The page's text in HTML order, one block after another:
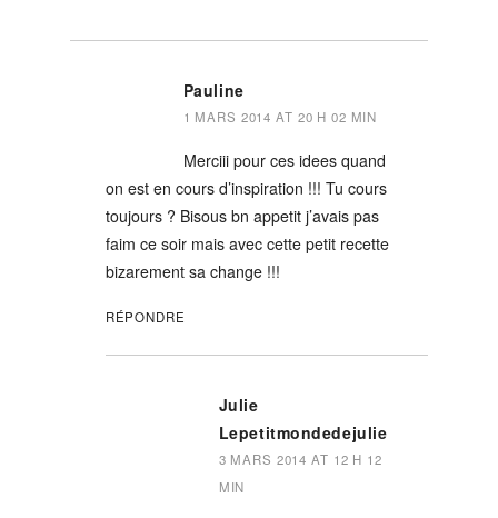
Pauline
1 MARS 2014 AT 20 H 02 MIN
Merciii pour ces idees quand
on est en cours d’inspiration !!! Tu cours
toujours ? Bisous bn appetit j’avais pas
faim ce soir mais avec cette petit recette
bizarement sa change !!!
RÉPONDRE
Julie
Lepetitmondedejulie
3 MARS 2014 AT 12 H 12
MIN